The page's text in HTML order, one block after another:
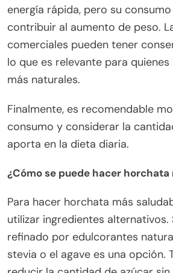
energía rápida, pero su
contribuir al aumento de peso.
comerciales pueden tener
lo que es relevante para
más naturales.
Finalmente, es recomendable
consumo y considerar la
aporta en la dieta diaria.
¿Cómo se puede hacer horchata
Para hacer horchata más
utilizar ingredientes alternativos.
refinado por edulcorantes
stevia o el agave es una opción.